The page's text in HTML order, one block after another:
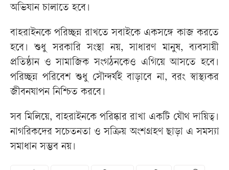
অভিযান চালাতে হবে।
বাহরাইনকে পরিচ্ছন্ন রাখতে সবাইকে একসঙ্গে কাজ করতে
হবে। শুধু সরকারি সংস্থা নয়, সাধারণ মানুষ, ব্যবসায়ী
প্রতিষ্ঠান ও সামাজিক সংগঠনকেও এগিয়ে আসতে হবে।
পরিচ্ছন্ন পরিবেশ শুধু সৌন্দর্যই বাড়াবে না, বরং স্বাস্থ্যকর
জীবনযাপন নিশ্চিত করবে।
সব মিলিয়ে, বাহরাইনকে পরিষ্কার রাখা একটি যৌথ দায়িত্ব।
নাগরিকদের সচেতনতা ও সক্রিয় অংশগ্রহণ ছাড়া এ সমস্যা
সমাধান সম্ভব নয়।